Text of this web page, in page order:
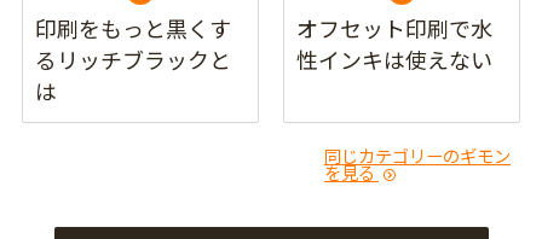
印刷をもっと黒くす
るリッチブラックと
は
オフセット印刷で水
性インキは使えない
同じカテゴリーのギモン
を見る